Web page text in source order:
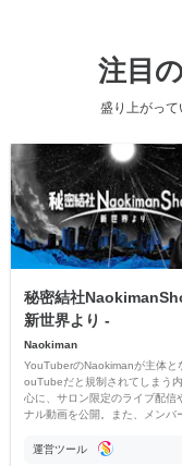
注目
盛り上がって
秘密結社
新世界より -
Naokiman
YouTuberのNaokimanが主体と
ouTubeだと規制されてしまう
心に、サロン限定のライブ配信
ナル動画を公開。また、メンバ
ただいています。
運営ツール